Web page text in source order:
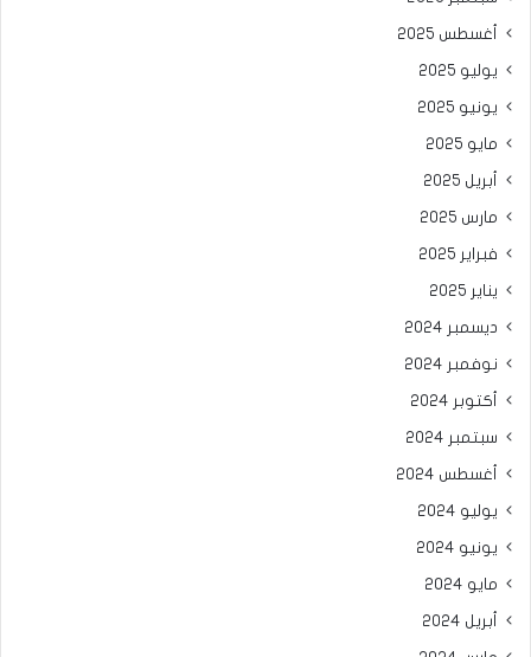
أغسطس 2025
يوليو 2025
يونيو 2025
مايو 2025
أبريل 2025
مارس 2025
فبراير 2025
يناير 2025
ديسمبر 2024
نوفمبر 2024
أكتوبر 2024
سبتمبر 2024
أغسطس 2024
يوليو 2024
يونيو 2024
مايو 2024
أبريل 2024